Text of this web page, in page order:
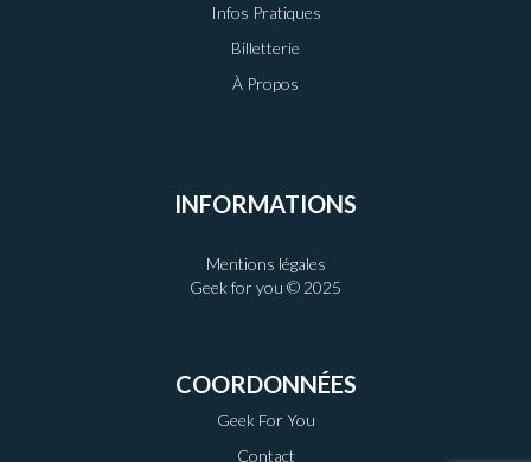
Infos Pratiques
Billetterie
À Propos
INFORMATIONS
Mentions légales
Geek for you © 2025
COORDONNÉES
Geek For You
Contact